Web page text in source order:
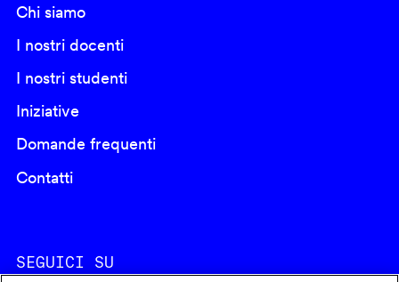
Chi siamo
I nostri docenti
I nostri studenti
Iniziative
Domande frequenti
Contatti
SEGUICI SU